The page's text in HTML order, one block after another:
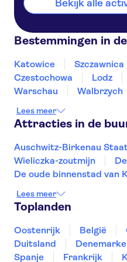
Bekijk alle
Bestemmingen in
Katowice Szczawnica
Czestochowa
Lodz
Warschau
Walbrzych
Lees meer
Attracties in de
Auschwitz-Birkenau
Wieliczka-zoutmijn
De oude binnenstad van
Stare Miasto, Warschau
Fabriek van Schindler
De Oude Stad van
Stadhuis van Gdansk
De oude binnenstad van
Lees meer
Toplanden
Oostenrijk België
Duitsland
Spanje
Frankrijk